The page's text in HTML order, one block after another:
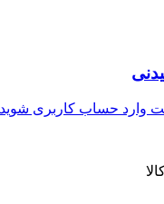
وارد حساب کاربری شوید